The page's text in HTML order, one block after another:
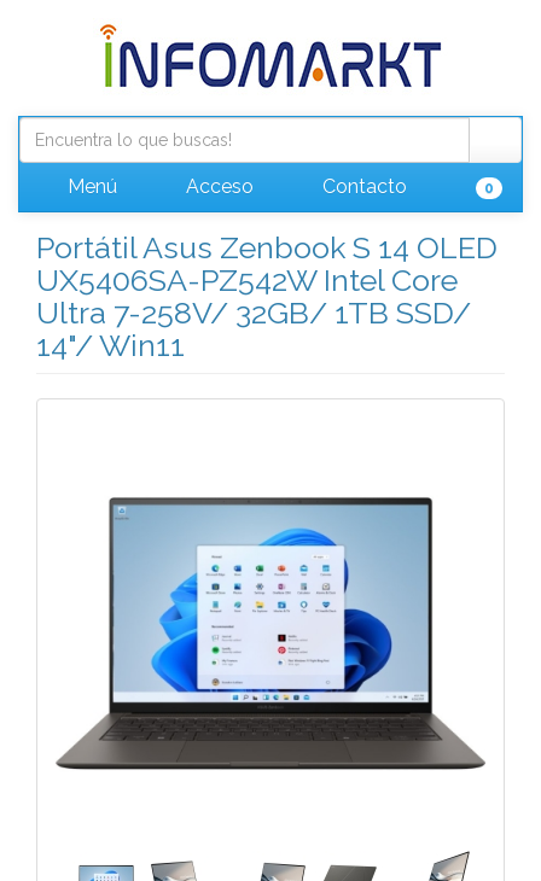
Menú Acceso Contacto 0
Portátil Asus Zenbook S 14 OLED
UX5406SA-PZ542W Intel Core
Ultra 7-258V/ 32GB/ 1TB SSD/
14"/ Win11